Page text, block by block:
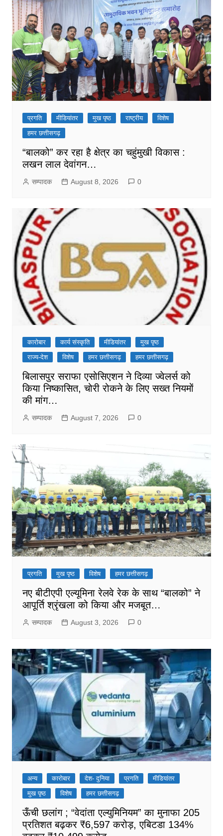
प्रगति मीडियांतर मुख पृष्ठ राष्ट्रीय
विशेष
हमर छत्तीसगढ़
“बालको” कर रहा है क्षेत्र का चहुंमुखी विकास :
लखन लाल देवांगन…
सम्पादक August 8, 2026 0
कारोबार कार्य संस्कृति मीडियांतर
मुख पृष्ठ
राज्य-देश
विशेष हमर छत्तीसगढ़ हमर छत्तीसगढ़
बिलासपुर सराफा एसोसिएशन ने दिव्या ज्वेलर्स को
किया निष्कासित, चोरी रोकने के लिए सख्त नियमों
की मांग…
सम्पादक August 7, 2026 0
प्रगति मुख पृष्ठ विशेष हमर छत्तीसगढ़
नए बीटीएपी एल्यूमिना रेलवे रेक के साथ “बालको” ने
आपूर्ति श्रृंखला को किया और मजबूत…
सम्पादक August 3, 2026 0
अन्य कारोबार देश- दुनिया प्रगति
मीडियांतर
मुख पृष्ठ
विशेष हमर छत्तीसगढ़
ऊँची छलांग ; “वेदांता एल्युमिनियम” का मुनाफा 205
प्रतिशत बढ़कर ₹6,597 करोड़, एबिटडा 134%